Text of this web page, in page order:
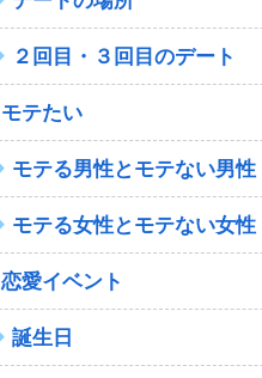
２回目・３回目のデート
モテたい
モテる男性とモテない男性
モテる女性とモテない女性
恋愛イベント
誕生日